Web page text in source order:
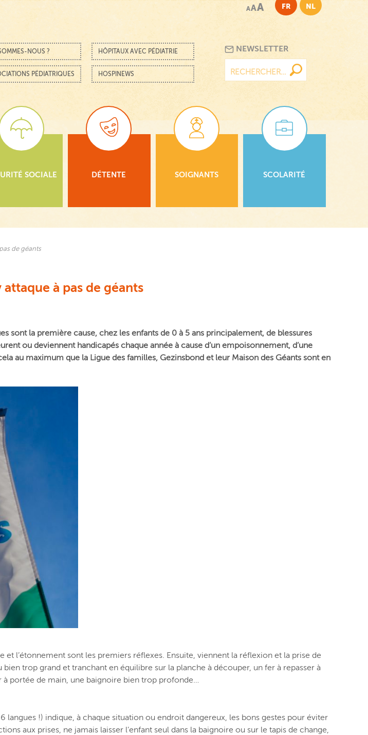
AAA FR NL
contenuNOUS ? HÔPITAUX AVEC PÉDIATRIE
PÉDIATRIQUES HOSPINEWS
NEWSLETTER
SOCIALE DÉTENTE SOIGNANTS SCOLARITÉ
de géants
à pas de géants
sont la première cause, chez les enfants de 0 à 5 ans principalement, de blessures
ou deviennent handicapés chaque année à cause d’un empoisonnement, d’une
au maximum que la Ligue des familles, Gezinsbond et leur Maison des Géants sont en
l’étonnement sont les premiers réflexes. Ensuite, viennent la réflexion et la prise de
trop grand et tranchant en équilibre sur la planche à découper, un fer à repasser à
portée de main, une baignoire bien trop profonde…
!) indique, à chaque situation ou endroit dangereux, les bons gestes pour éviter
aux prises, ne jamais laisser l’enfant seul dans la baignoire ou sur le tapis de change,